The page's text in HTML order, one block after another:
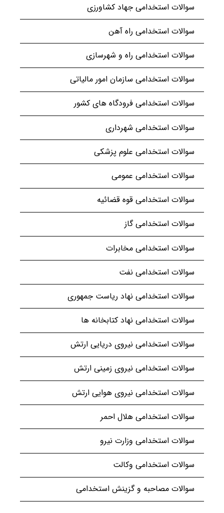
سوالات استخدامی جهاد کشاورزی
سوالات استخدامی راه آهن
سوالات استخدامی راه و شهرسازی
سوالات استخدامی سازمان امور مالیاتی
سوالات استخدامی فرودگاه های کشور
سوالات استخدامی شهرداری
سوالات استخدامی علوم پزشکی
سوالات استخدامی عمومی
سوالات استخدامی قوه قضائیه
سوالات استخدامی گاز
سوالات استخدامی مخابرات
سوالات استخدامی نفت
سوالات استخدامی نهاد ریاست جمهوری
سوالات استخدامی نهاد کتابخانه ها
سوالات استخدامی نیروی دریایی ارتش
سوالات استخدامی نیروی زمینی ارتش
سوالات استخدامی نیروی هوایی ارتش
سوالات استخدامی هلال احمر
سوالات استخدامی وزارت نیرو
سوالات استخدامی وکالت
سوالات مصاحبه و گزینش استخدامی